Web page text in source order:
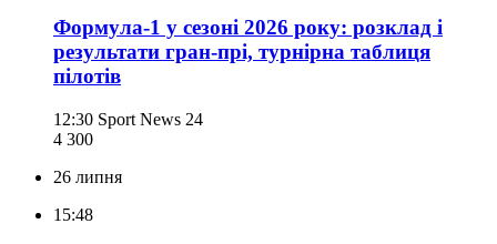
Формула-1 у сезоні 2026 року: розклад і
результати гран-прі, турнірна таблиця
пілотів
12:30 Sport News 24
4 300
26 липня
15:48